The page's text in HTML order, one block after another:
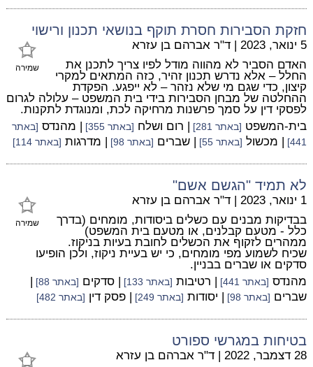
חזקת הסבירות חסרת תוקף בנושאי תכנון ורישוי
שמירה
5 ינואר, 2023 | ד"ר אברהם בן עזרא
האדם הסביר לא מהווה מודל לפיו צריך לתכנן את
החלל – אלא נדרש תכנון זהיר, כזה המתאים למקרי
קיצון, כדי שגם מי שלא נזהר – לא ייפגע. הפקדת
ההחלטה של מבחן הסבירות בידי בית המשפט – עלולה לגרום
לפסקי דין על סמך פרשנות מרחיקה לכת, ומנוגדת לתקנות.
בית-המשפט [באתר 281] | רום ושלח [באתר 355] | מהנדס [באתר
441]
| מכשול [באתר 55] | שברים [באתר 98] | מדרגות [באתר 114]
לא תמיד "הגשם אשם"
שמירה
1 ינואר, 2023 | ד"ר אברהם בן עזרא
בבדיקות מבנים עם כשלים ביסודות, מומחים (בדרך
כלל - מטעם קבלנים, או מטעם בית המשפט)
ממהרים לזקוף את הכשלים לחובת בעיות בניקוז.
שכיח לשמוע מפי מומחים, כי יש בעיית ניקוז, ולכן הופיעו
סדקים או שברים בבניין.
מהנדס [באתר 441] | רטיבות [באתר 133] | סדקים [באתר 88]
|
שברים [באתר 98] | יסודות [באתר 249] | פסק דין [באתר 482]
בטיחות במגרשי ספורט
28 דצמבר, 2022 | ד"ר אברהם בן עזרא